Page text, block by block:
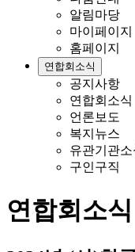
알림마당
마이페이지
홈페이지
연합회소식
공지사항
연합회소식
언론보도
복지뉴스
유관기관소
구인구직
연합회소식